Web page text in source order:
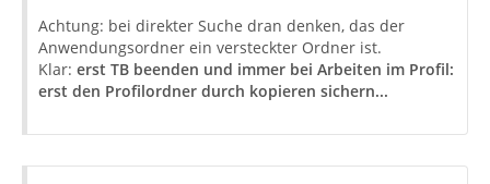
Achtung: bei direkter Suche dran denken, das der
Anwendungsordner ein versteckter Ordner ist.
Klar: erst TB beenden und immer bei Arbeiten im Profil:
erst den Profilordner durch kopieren sichern...